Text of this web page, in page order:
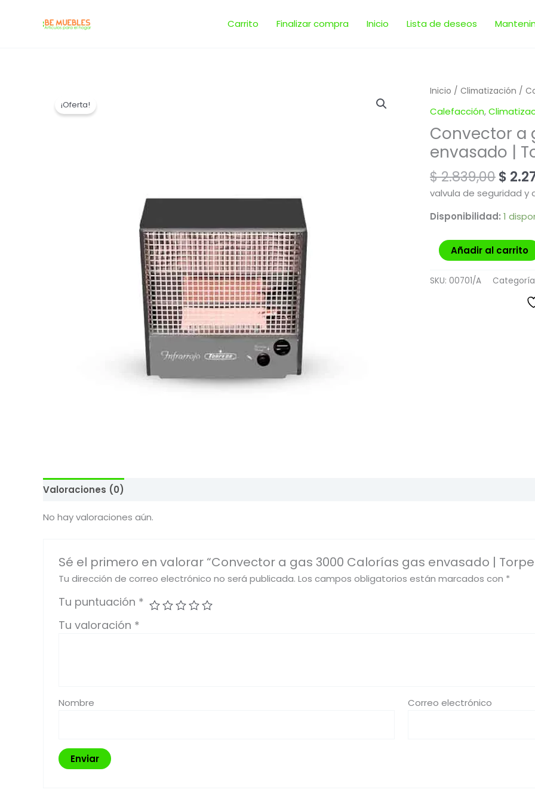
Carrito Finalizar compra Inicio Lista de deseos
¡Oferta!
Inicio / Climatización /
Calefacción,
Convector a
envasado |
$2.839,00
El
era:
$
$
valvula de seguridad
Disponibilidad: 1
Convector
3000
Calorías
envasado
|
cantidad
Añadir al carrito
SKU: 00701/A
Valoraciones (0)
No hay valoraciones aún.
Sé el primero en valorar “Convector a gas 3000 Calorías gas envasado |
Tu dirección de correo electrónico no será publicada. Los campos obligatorios están marcados con *
Tu puntuación *
Tu valoración *
Nombre Correo electrónico